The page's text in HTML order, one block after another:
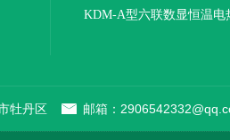
KDM-A型六联数显恒温电
牡丹区 邮箱：